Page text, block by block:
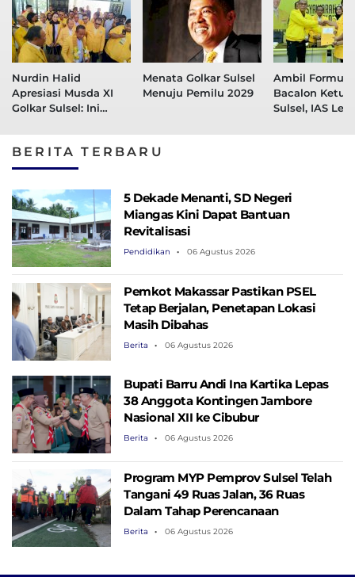
Nurdin Halid
Apresiasi Musda XI
Golkar Sulsel: Ini
Menata Golkar Sulsel
Menuju Pemilu 2029
Ambil Formulir
Bacalon Ketua
Sulsel, IAS
BERITA TERBARU
5 Dekade Menanti, SD Negeri
Miangas Kini Dapat Bantuan
Revitalisasi
Pendidikan 06 Agustus 2026
Pemkot Makassar Pastikan PSEL
Tetap Berjalan, Penetapan Lokasi
Masih Dibahas
Berita 06 Agustus 2026
Bupati Barru Andi Ina Kartika Lepas
38 Anggota Kontingen Jambore
Nasional XII ke Cibubur
Berita 06 Agustus 2026
Program MYP Pemprov Sulsel Telah
Tangani 49 Ruas Jalan, 36 Ruas
Dalam Tahap Perencanaan
Berita 06 Agustus 2026